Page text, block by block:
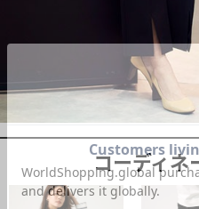
コーディネ